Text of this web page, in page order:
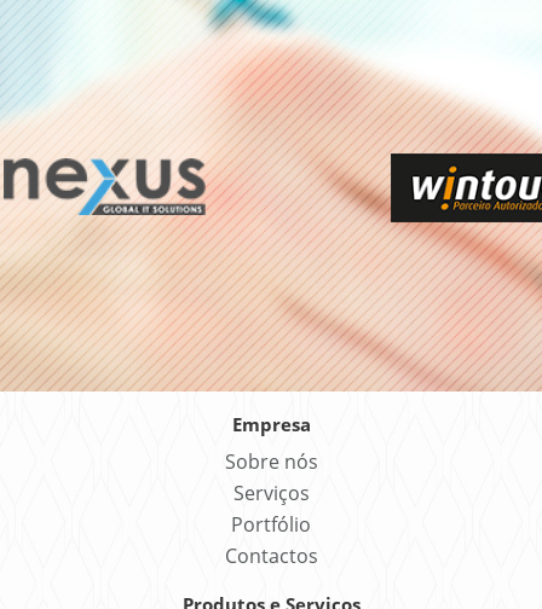
Empresa
Sobre nós
Serviços
Portfólio
Contactos
Produtos e Serviços